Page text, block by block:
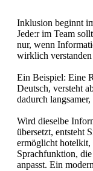
Inklusion beginnt
Jede:r im Team
nur, wenn
wirklich
Ein Beispiel: Eine
Deutsch, versteht
dadurch
Wird dieselbe
übersetzt, entsteht
ermöglicht hotelkit,
Sprachfunktion,
anpasst. Ein